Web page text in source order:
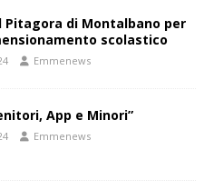
Pitagora di Montalbano per
scolastico
Emmenews
App e Minori”
Emmenews